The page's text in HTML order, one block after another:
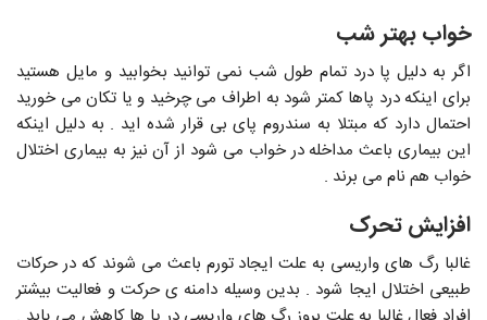
خواب بهتر شب
اگر به دلیل پا درد تمام طول شب نمی توانید بخوابید و مایل هستید
برای اینکه درد پاها کمتر شود به اطراف می چرخید و یا تکان می خورید
احتمال دارد که مبتلا به سندروم پای بی قرار شده اید . به دلیل اینکه
این بیماری باعث مداخله در خواب می شود از آن نیز به بیماری اختلال
خواب هم نام می برند .
افزایش تحرک
غالبا رگ های واریسی به علت ایجاد تورم باعث می شوند که در حرکات
طبیعی اختلال ایجا شود . بدین وسیله دامنه ی حرکت و فعالیت بیشتر